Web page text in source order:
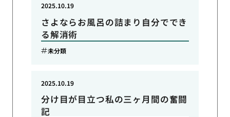
さよならお風呂の詰まり自分ででき
る解消術
2025.10.19
未分類
分け目が目立つ私の三ヶ月間の奮闘
記
2025.10.19